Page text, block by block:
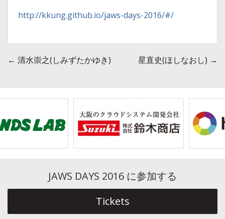
http://kkung.github.io/jaws-days-2016/#/
ビ
ゲ
← 清水崇之(しみずたかゆき) 星直史(ほしなおし) →
JAWS DAYS 2016 に参加する
Tickets